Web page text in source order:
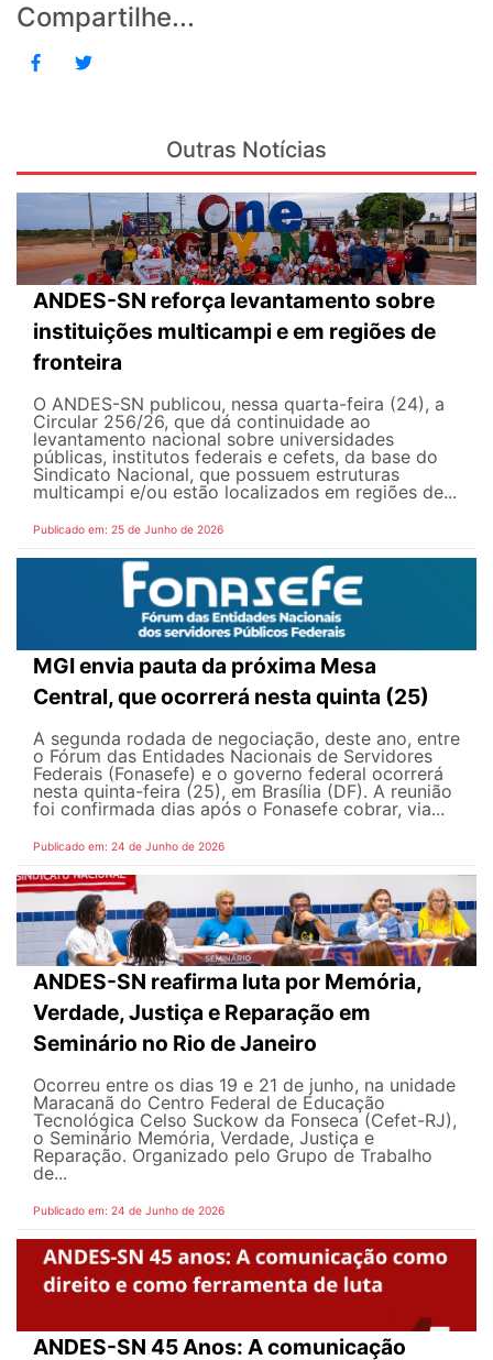
Compartilhe...
Outras Notícias
ANDES-SN reforça levantamento sobre
instituições multicampi e em regiões de
fronteira
O ANDES-SN publicou, nessa quarta-feira (24), a
Circular 256/26, que dá continuidade ao
levantamento nacional sobre universidades
públicas, institutos federais e cefets, da base do
Sindicato Nacional, que possuem estruturas
multicampi e/ou estão localizados em regiões de...
Publicado em: 25 de Junho de 2026
MGI envia pauta da próxima Mesa
Central, que ocorrerá nesta quinta (25)
A segunda rodada de negociação, deste ano, entre
o Fórum das Entidades Nacionais de Servidores
Federais (Fonasefe) e o governo federal ocorrerá
nesta quinta-feira (25), em Brasília (DF). A reunião
foi confirmada dias após o Fonasefe cobrar, via...
Publicado em: 24 de Junho de 2026
ANDES-SN reafirma luta por Memória,
Verdade, Justiça e Reparação em
Seminário no Rio de Janeiro
Ocorreu entre os dias 19 e 21 de junho, na unidade
Maracanã do Centro Federal de Educação
Tecnológica Celso Suckow da Fonseca (Cefet-RJ),
o Seminário Memória, Verdade, Justiça e
Reparação. Organizado pelo Grupo de Trabalho
de...
Publicado em: 24 de Junho de 2026
ANDES-SN 45 Anos: A comunicação